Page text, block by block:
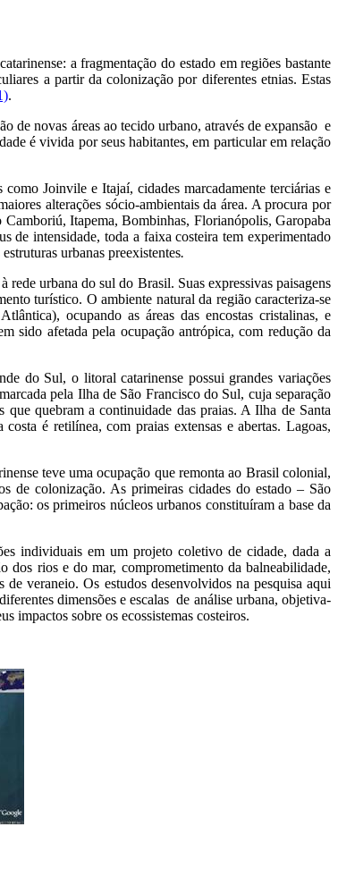
a fragmentação do estado em regiões bastante
a partir da colonização por diferentes etnias. Estas
.
de novas áreas ao tecido urbano, através de expansão e
é vivida por seus habitantes, em particular em relação
Joinvile e Itajaí, cidades marcadamente terciárias e
alterações sócio-ambientais da área. A procura por
Camboriú, Itapema, Bombinhas, Florianópolis, Garopaba
de intensidade, toda a faixa costeira tem experimentado
urbanas preexistentes.
urbana do sul do Brasil. Suas expressivas paisagens
turístico. O ambiente natural da região caracteriza-se
ocupando as áreas das encostas cristalinas, e
sido afetada pela ocupação antrópica, com redução da
do Sul, o litoral catarinense possui grandes variações
pela Ilha de São Francisco do Sul, cuja separação
quebram a continuidade das praias. A Ilha de Santa
é retilínea, com praias extensas e abertas. Lagoas,
teve uma ocupação que remonta ao Brasil colonial,
de colonização. As primeiras cidades do estado – São
os primeiros núcleos urbanos constituíram a base da
individuais em um projeto coletivo de cidade, dada a
dos rios e do mar, comprometimento da balneabilidade,
de veraneio.Os estudos desenvolvidos na pesquisa aqui
dimensões e escalas de análise urbana, objetiva-
impactos sobre os ecossistemas costeiros.